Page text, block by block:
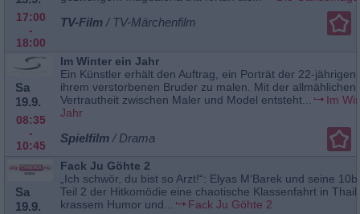
17:00
-
18:00
TV-Film / TV-Märchenfilm
Sa
19.9.
08:35
-
10:45
Im Winter ein Jahr
Ein Künstler erhält den Auftrag, ein Porträt der 22-jährigen
ihrem verstorbenen Bruder zu malen. Mit der allmählichen
Vertrautheit zwischen Maler und Model entsteht...
Im
Jahr
Spielfilm / Drama
Sa
19.9.
Fack Ju Göhte 2
„Ich schwör, du bist so Arzt!“: Elyas M‘Barek und seine
Teil 2 der Hitkomödie eine chaotische Klassenfahrt in
krassem Humor und...
Fack Ju Göhte 2